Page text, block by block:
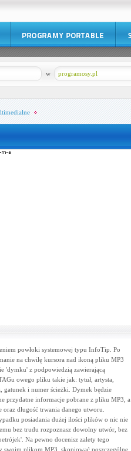
programosy.pl
w
powłoki systemowej typu InfoTip. Po
na chwilę kursora nad ikoną pliku MP3
'dymku' z podpowiedzią zawierającą
owego pliku takie jak: tytuł, artysta,
gatunek i numer ścieżki. Dymek będzie
przydatne informacje pobrane z pliku MP3, a
długość trwania danego utworu.
posiadania dużej ilości plików o nic nie
bez trudu rozpoznasz dowolny utwór, bez
Na pewno docenisz zalety tego
swoim plikom MP3, skopiować poszczególne